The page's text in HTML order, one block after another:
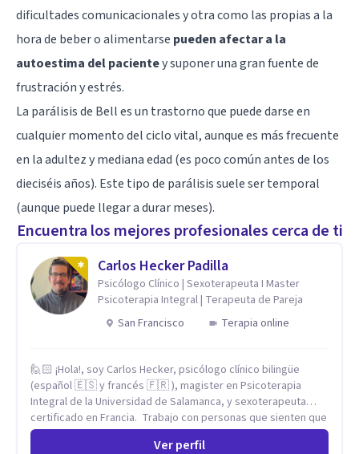
dificultades comunicacionales y otra como las propias a la
hora de beber o alimentarse pueden afectar a la
autoestima del pacientey suponer una gran fuente de
frustración yestrés.
La parálisis de Bell es un trastorno que puede darse en
cualquier momento del ciclo vital, aunque es más frecuente
en la adultez y mediana edad (es poco común antes de los
dieciséis años). Este tipo de parálisis suele ser temporal
(aunque puede llegar a durar meses).
Encuentra los mejores profesionales cerca de ti
Carlos Hecker Padilla
Psicólogo Clínico | Sexoterapeuta I Master
Psicoterapia Integral | Terapeuta de Pareja
San Francisco
Terapia online
🙋🏻 ¡Hola!, soy Carlos Hecker, psicólogo clínico bilingüe
(español 🇪🇸 y francés 🇫🇷 ), magister en Psicoterapia
Integral de la Universidad de Salamanca, y sexoterapeuta
certificado en Francia. Trabajo con personas que sienten que
algo en su vida dejó de calzar: ansiedad que se desborda,
tristeza que no se va, duelos que se alargan, relaciones que
Ver perfil